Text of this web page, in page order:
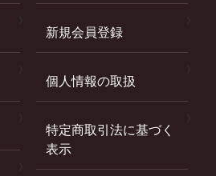
新規会員登録
個人情報の取扱
特定商取引法に基づく
表示